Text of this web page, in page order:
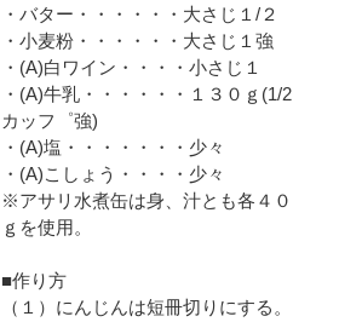
・バター・・・・・・大さじ１/２
・小麦粉・・・・・・大さじ１強
・(A)白ワイン・・・・小さじ１
・(A)牛乳・・・・・・１３０ｇ(1/2
カッフ゜強)
・(A)塩・・・・・・・少々
・(A)こしょう・・・・少々
※アサリ水煮缶は身、汁とも各４０
ｇを使用。
■作り方
（１）にんじんは短冊切りにする。